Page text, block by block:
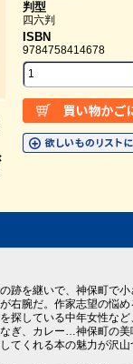
判型
四六判
ISBN
9784758414678
跡を継いで、神保町で
右腕だ。作家志望の悩
探している中年女性な
ぎ、カレー…神保町の
てくれる本の魅力が沢山